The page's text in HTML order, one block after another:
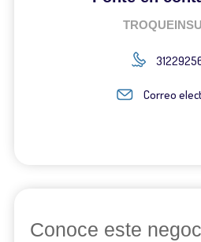
Correo
Conoce este